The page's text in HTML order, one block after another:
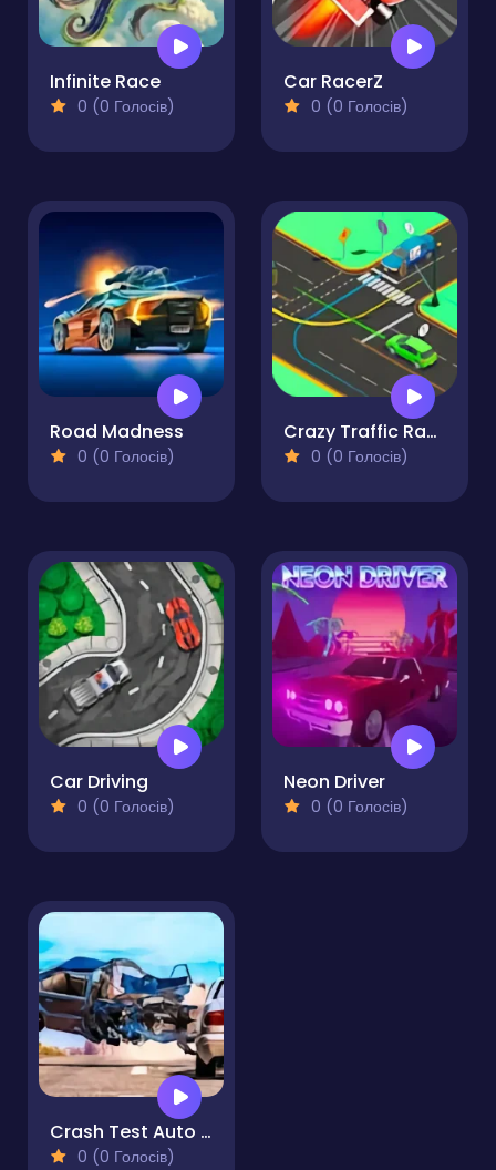
Infinite Race
0 (0 Голосів)
Car RacerZ
0 (0 Голосів)
Road Madness
0 (0 Голосів)
Crazy Traffic Racer Online
0 (0 Голосів)
Car Driving
0 (0 Голосів)
Neon Driver
0 (0 Голосів)
Crash Test Auto 3D
0 (0 Голосів)